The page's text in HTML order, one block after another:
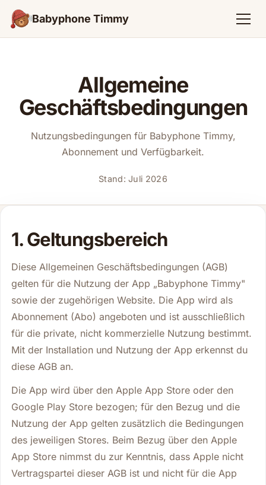
Babyphone Timmy
Allgemeine
Geschäftsbedingungen
Nutzungsbedingungen für Babyphone Timmy,
Abonnement und Verfügbarkeit.
Stand: Juli 2026
1. Geltungsbereich
Diese Allgemeinen Geschäftsbedingungen (AGB)
gelten für die Nutzung der App „Babyphone Timmy"
sowie der zugehörigen Website. Die App wird als
Abonnement (Abo) angeboten und ist ausschließlich
für die private, nicht kommerzielle Nutzung bestimmt.
Mit der Installation und Nutzung der App erkennst du
diese AGB an.
Die App wird über den Apple App Store oder den
Google Play Store bezogen; für den Bezug und die
Nutzung der App gelten zusätzlich die Bedingungen
des jeweiligen Stores. Beim Bezug über den Apple
App Store nimmst du zur Kenntnis, dass Apple nicht
Vertragspartei dieser AGB ist und nicht für die App